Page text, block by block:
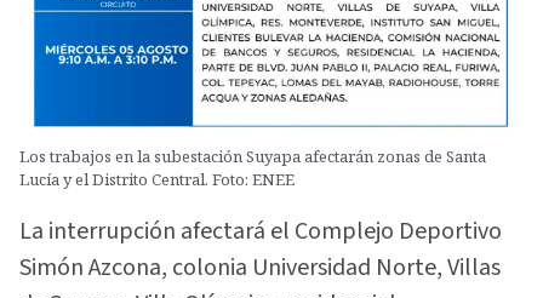
Los trabajos en la subestación Suyapa afectarán zonas de Santa
Lucía y el Distrito Central. Foto: ENEE
La interrupción afectará el Complejo Deportivo
Simón Azcona, colonia Universidad Norte, Villas